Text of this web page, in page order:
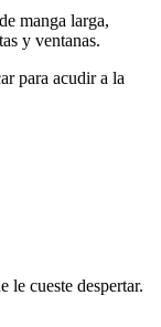
manga larga,
y ventanas.
para acudir a la
le cueste despertar.